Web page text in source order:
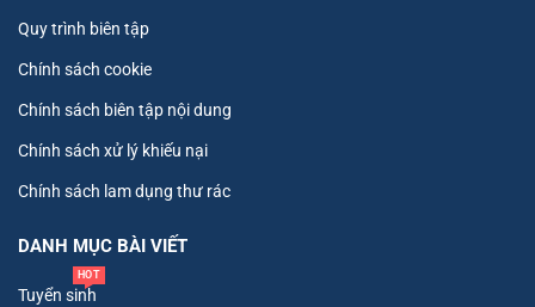
Quy trình biên tập
Chính sách cookie
Chính sách biên tập nội dung
Chính sách xử lý khiếu nại
Chính sách lam dụng thư rác
DANH MỤC BÀI VIẾT
Tuyển sinh
HOT